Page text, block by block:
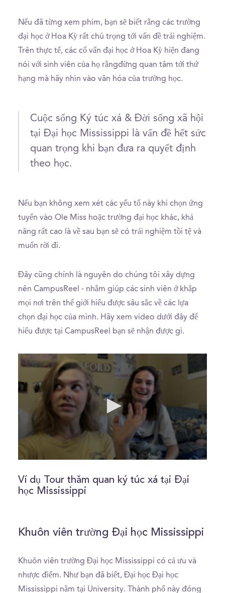
Nếu đã từng xem phim, bạn sẽ biết rằng các trường
đại học ở Hoa Kỳ rất chú trọng tới vấn đề trải nghiệm.
Trên thực tế, các cố vấn đại học ở Hoa Kỳ hiện đang
nói với sinh viên của họ rằngđừng quan tâm tới thứ
hạng mà hãy nhìn vào văn hóa của trường học.
Cuộc sống Ký túc xá & Đời sống xã hội
tại Đại học Mississippi là vấn đề hết sức
quan trọng khi bạn đưa ra quyết định
theo học.
Nếu bạn không xem xét các yếu tố này khi chọn ứng
tuyển vào Ole Miss hoặc trường đại học khác, khả
năng rất cao là về sau bạn sẽ có trải nghiệm tồi tệ và
muốn rời đi.
Đây cũng chính là nguyên do chúng tôi xây dựng
nên CampusReel - nhằm giúp các sinh viên ở khắp
mọi nơi trên thế giới hiểu được sâu sắc về các lựa
chọn đại học của mình. Hãy xem video dưới đây để
hiểu được tại CampusReel bạn sẽ nhận được gì.
of
2
minutes,
Ví dụ Tour thăm quan ký túc xá tại Đại
học Mississippi
Khuôn viên trường Đại học Mississippi
Khuôn viên trường Đại học Mississippi có cả ưu và
nhược điểm. Như bạn đã biết, Đại học Đại học
Mississippi nằm tại University. Thành phố này đóng